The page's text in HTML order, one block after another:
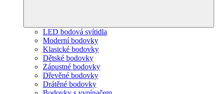
LED bodová svítidla
Moderní bodovky
Klasické bodovky
Dětské bodovky
Zápustné bodovky
Dřevěné bodovky
Drátěné bodovky